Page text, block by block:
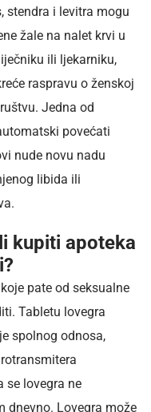
stendra i levitra mogu
žale na nalet krvi u
ili ljekarniku,
raspravu o ženskoj
Jedna od
povećati
nude novu nadu
libida ili
kupiti apoteka
pate od seksualne
Tabletu lovegra
spolnog odnosa,
se lovegra ne
dnevno. Lovegra može